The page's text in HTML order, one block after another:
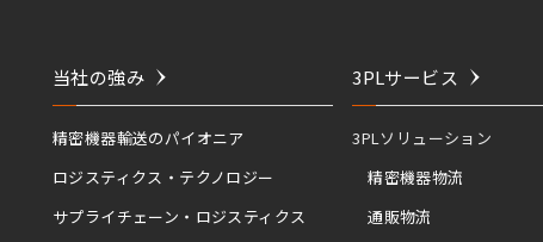
当社の強み
精密機器輸送のパイオニア
ロジスティクス・テクノロジー
サプライチェーン・ロジスティクス
3PLサービス
3PLソリューション
精密機器物流
通販物流